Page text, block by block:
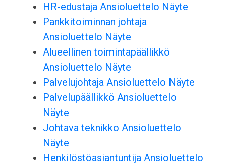
HR-edustaja Ansioluettelo Näyte
Pankkitoiminnan johtaja
Ansioluettelo Näyte
Alueellinen toimintapäällikkö
Ansioluettelo Näyte
Palvelujohtaja Ansioluettelo Näyte
Palvelupäällikkö Ansioluettelo
Näyte
Johtava teknikko Ansioluettelo
Näyte
Henkilöstöasiantuntija Ansioluettelo